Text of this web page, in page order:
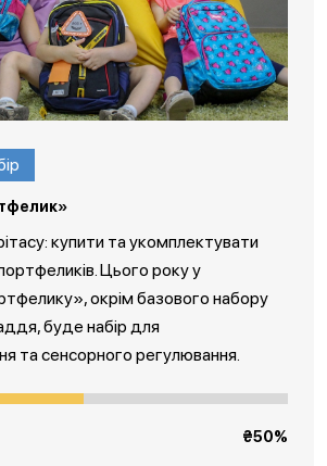
купити та укомплектувати
Цього року у
окрім базового набору
буде набір для
та сенсорного регулювання.
₴50%